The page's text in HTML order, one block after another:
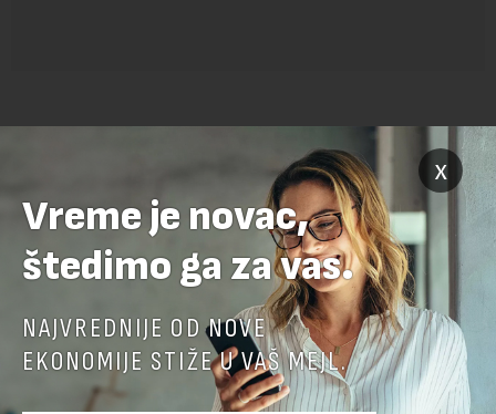
POVEZANI SADRŽAJI
x
Vreme je novac,
štedimo ga za vas.
NAJVREDNIJE OD NOVE
EKONOMIJE STIŽE U VAŠ MEJL.